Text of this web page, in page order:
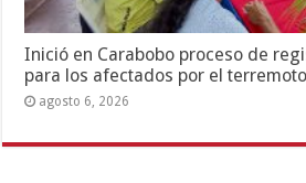
Inició en Carabobo proceso de
para los afectados por el terremoto
agosto 6, 2026